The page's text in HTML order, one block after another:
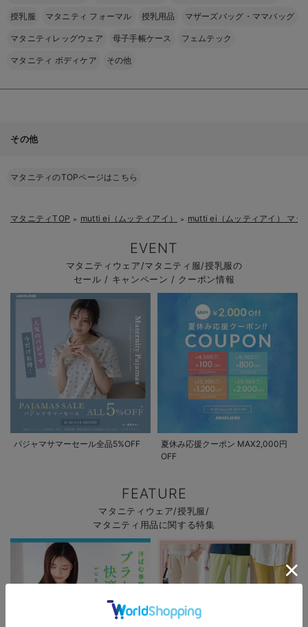
授乳服 マタニティ フォーマル 授乳用品 マザーズバッグ・ママバッグ
マタニティレッグウェア 母子手帳ケース フェムテック
マタニティ ボディケア その他
その他
マタニティのTOPページはこちら
マタニティTOP ＞ mutti ei（ムッティアイ） ＞ mutti ei（ムッティアイ） マタ
EVENT
マタニティウェア/マタニティ服/授乳服の
セール / キャンペーン / クーポン情報
パジャマサマーセール全品5%OFF
夏休み応援クーポン MAX2,000円
OFF
FEATURE
マタニティウェア/授乳服/
マタニティ用品に関する特集